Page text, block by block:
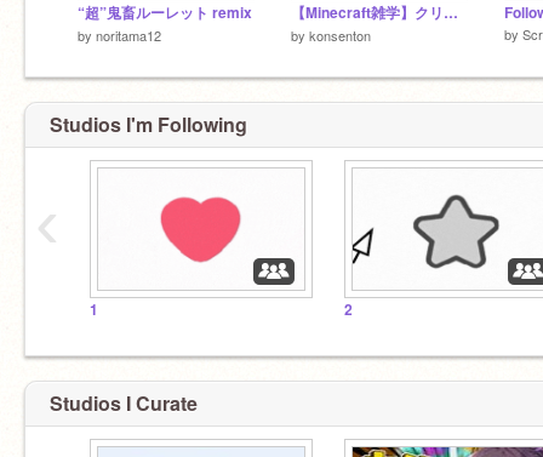
“超”鬼畜ルーレット remix
by noritama12
【Minecraft雑学】クリーパー
by konsenton by
Studios I'm Following
1 2
‹
Studios I Curate